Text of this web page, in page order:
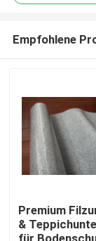
Empfohlene
Premium
&